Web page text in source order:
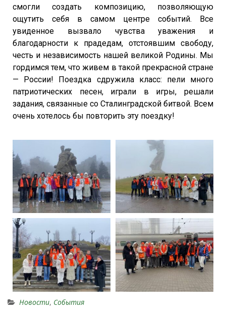
смогли создать композицию, позволяющую
ощутить себя в самом центре событий. Все
увиденное вызвало чувства уважения и
благодарности к прадедам, отстоявшим свободу,
честь и независимость нашей великой Родины. Мы
гордимся тем, что живем в такой прекрасной стране
— России! Поездка сдружила класс: пели много
патриотических песен, играли в игры, решали
задания, связанные со Сталинградской битвой. Всем
очень хотелось бы повторить эту поездку!
Новости, События